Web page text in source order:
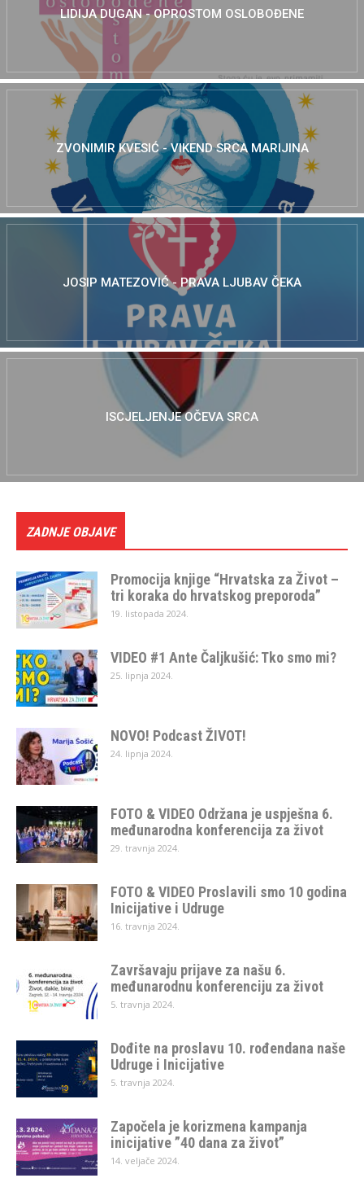
LIDIJA DUGAN - OPROSTOM OSLOBOĐENE
ZVONIMIR KVESIĆ - VIKEND SRCA MARIJINA
JOSIP MATEZOVIĆ - PRAVA LJUBAV ČEKA
ISCJELJENJE OČEVA SRCA
ZADNJE OBJAVE
Promocija knjige “Hrvatska za Život –
tri koraka do hrvatskog preporoda”
19. listopada 2024.
VIDEO #1 Ante Čaljkušić: Tko smo mi?
25. lipnja 2024.
NOVO! Podcast ŽIVOT!
24. lipnja 2024.
FOTO & VIDEO Održana je uspješna 6.
međunarodna konferencija za život
29. travnja 2024.
FOTO & VIDEO Proslavili smo 10 godina
Inicijative i Udruge
16. travnja 2024.
Završavaju prijave za našu 6.
međunarodnu konferenciju za život
5. travnja 2024.
Dođite na proslavu 10. rođendana naše
Udruge i Inicijative
5. travnja 2024.
Započela je korizmena kampanja
inicijative ”40 dana za život”
14. veljače 2024.